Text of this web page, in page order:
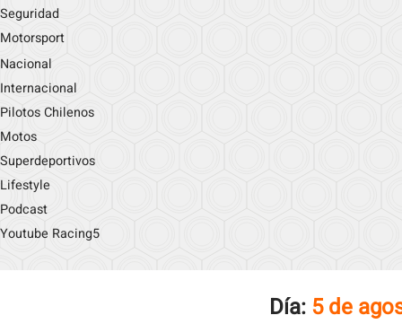
Seguridad
Motorsport
Nacional
Internacional
Pilotos Chilenos
Motos
Superdeportivos
Lifestyle
Podcast
Youtube Racing5
Día: 5 de